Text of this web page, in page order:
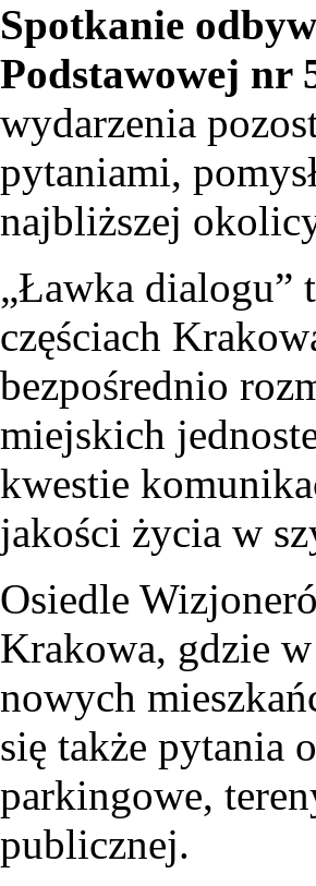
Spotkanie
Podstawowej nr
wydarzenia
pytaniami,
najbliższej
„Ławka dialogu”
częściach
bezpośrednio
miejskich
kwestie
jakości życia w
Osiedle
Krakowa, gdzie
nowych
się także pytania
parkingowe,
publicznej.